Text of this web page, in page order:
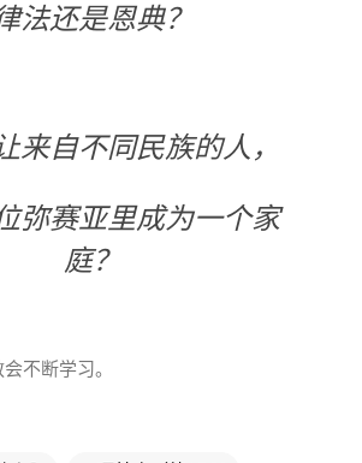
法还是恩典？
来自不同民族的人，
弥赛亚里成为一个家
庭？
不断学习。